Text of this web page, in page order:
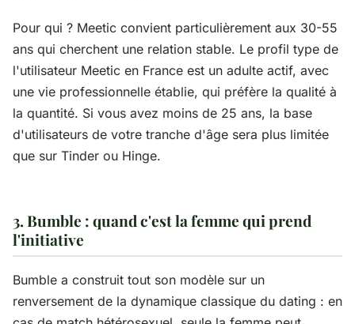
Pour qui ? Meetic convient particulièrement aux 30-55
ans qui cherchent une relation stable. Le profil type de
l'utilisateur Meetic en France est un adulte actif, avec
une vie professionnelle établie, qui préfère la qualité à
la quantité. Si vous avez moins de 25 ans, la base
d'utilisateurs de votre tranche d'âge sera plus limitée
que sur Tinder ou Hinge.
3. Bumble : quand c'est la femme qui prend
l'initiative
Bumble a construit tout son modèle sur un
renversement de la dynamique classique du dating : en